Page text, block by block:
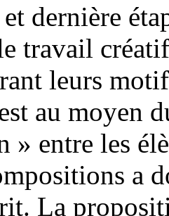
dernière
travail
leurs
au moyen
» entre les
a
La